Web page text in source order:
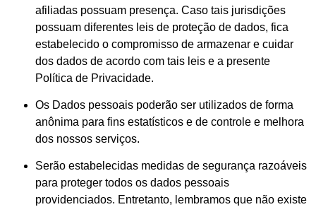
afiliadas possuam presença. Caso tais jurisdições
possuam diferentes leis de proteção de dados, fica
estabelecido o compromisso de armazenar e cuidar
dos dados de acordo com tais leis e a presente
Política de Privacidade.
Os Dados pessoais poderão ser utilizados de forma
anônima para fins estatísticos e de controle e melhora
dos nossos serviços.
Serão estabelecidas medidas de segurança razoáveis
para proteger todos os dados pessoais
providenciados. Entretanto, lembramos que não existe